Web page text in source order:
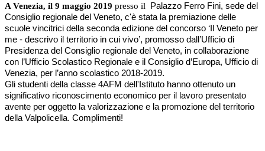
A Venezia, il 9 maggio 2019 presso il Palazzo Ferro Fini, sede del
Consiglio regionale del Veneto, c'è stata la premiazione delle
scuole vincitrici della seconda edizione del concorso ‘Il Veneto per
me - descrivo il territorio in cui vivo’, promosso dall’Ufficio di
Presidenza del Consiglio regionale del Veneto, in collaborazione
con l’Ufficio Scolastico Regionale e il Consiglio d’Europa, Ufficio di
Venezia, per l’anno scolastico 2018-2019.
Gli studenti della classe 4AFM dell'Istituto hanno ottenuto un
significativo riconoscimento economico per il lavoro presentato
avente per oggetto la valorizzazione e la promozione del territorio
della Valpolicella. Complimenti!